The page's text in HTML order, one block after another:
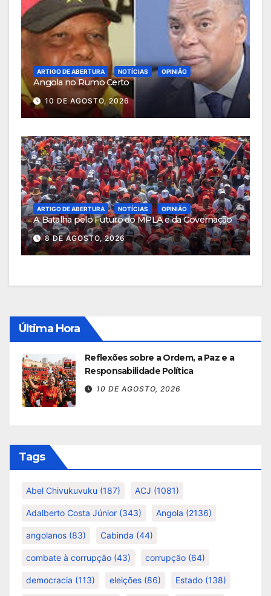
ARTIGO DE ABERTURA NOTÍCIAS OPINIÃO
Angola no Rumo Certo
10 DE AGOSTO, 2026
ARTIGO DE ABERTURA NOTÍCIAS OPINIÃO
A Batalha pelo Futuro do MPLA e da Governação
8 DE AGOSTO, 2026
Última Hora
Reflexões sobre a Ordem, a Paz e a
Responsabilidade Política
10 DE AGOSTO, 2026
Tags
Abel Chivukuvuku (187) ACJ (1081)
Adalberto Costa Júnior (343) Angola (2136)
angolanos (83) Cabinda (44)
combate à corrupção (43) corrupção (64)
democracia (113) eleições (86) Estado (138)